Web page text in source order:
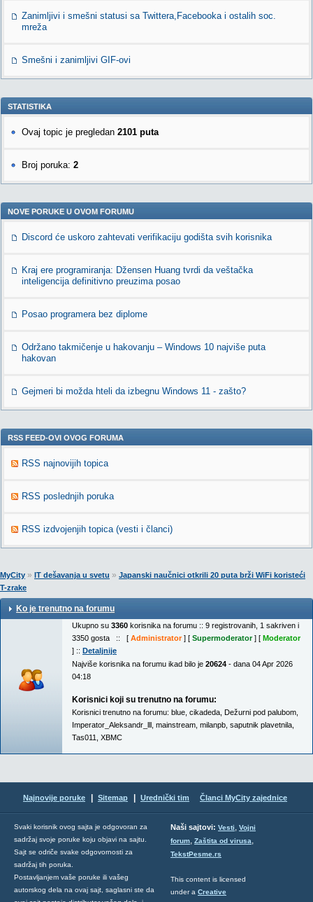
Zanimljivi i smešni statusi sa Twittera,Facebooka i ostalih soc.
mreža
Smešni i zanimljivi GIF-ovi
STATISTIKA
Ovaj topic je pregledan 2101 puta
Broj poruka: 2
NOVE PORUKE U OVOM FORUMU
Discord će uskoro zahtevati verifikaciju godišta svih korisnika
Kraj ere programiranja: Džensen Huang tvrdi da veštačka
inteligencija definitivno preuzima posao
Posao programera bez diplome
Održano takmičenje u hakovanju – Windows 10 najviše puta
hakovan
Gejmeri bi možda hteli da izbegnu Windows 11 - zašto?
RSS FEED-OVI OVOG FORUMA
RSS najnovijih topica
RSS poslednjih poruka
RSS izdvojenjih topica (vesti i članci)
MyCity » IT dešavanja u svetu » Japanski naučnici otkrili 20 puta brži WiFi koristeći
T-zrake
Ko je trenutno na forumu
Ukupno su 3360 korisnika na forumu :: 9 registrovanih, 1 sakriven i
3350 gosta :: [ Administrator] [ Supermoderator] [ Moderator
] :: Detaljnije
Najviše korisnika na forumu ikad bilo je 20624 - dana 04 Apr 2026
04:18
Korisnici koji su trenutno na forumu:
Korisnici trenutno na forumu: blue cikadeda Dežurni pod palubom
Imperator_Aleksandr_lll mainstream milanpb saputnik plavetnila
Tas011
XBMC
Najnovije poruke Sitemap Urednički tim Članci MyCity zajednice
Svaki korisnik ovog sajta je odgovoran za
sadržaj svoje poruke koju objavi na sajtu.
Sajt se odriče svake odgovornosti za
sadržaj tih poruka.
Postavljanjem vaše poruke ili vašeg
autorskog dela na ovaj sajt, saglasni ste da
Naši sajtovi: Vesti, Vojni
forum, Zaštita od virusa,
TekstPesme.rs
This content is licensed
under a Creative